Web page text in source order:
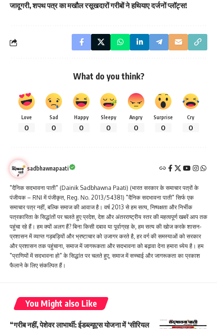
जादूगरी, शपथ पत्र का मखौल रसूखदारों गरीबों ने हथियाए दर्जनों प्लॉट्स!
What do you think?
Love
0
Sad
0
Happy
0
Sleepy
0
Angry
0
Surprise
0
Cry
0
sadbhawnapaati
"दैनिक सदभावना पाती" (Dainik Sadbhawna Paati) (भारत सरकार के समाचार पत्रों के
पंजीयक – RNI में पंजीकृत, Reg. No. 2013/54381) "दैनिक सदभावना पाती" सिर्फ एक
समाचार पत्र नहीं, बल्कि समाज की आवाज है। वर्ष 2013 से हम सत्य, निष्पक्षता और निर्भीक
पत्रकारिता के सिद्धांतों पर चलते हुए प्रदेश, देश और अंतरराष्ट्रीय स्तर की महत्वपूर्ण खबरें आप तक
पहुंचा रहे हैं। हम क्यों अलग हैं? बिना किसी दबाव या पूर्वाग्रह के, हम सत्य की खोज करके शासन-
प्रशासन में व्याप्त गड़बड़ियों और भ्रष्टाचार को उजागर करते है, हर वर्ग की समस्याओं को सरकार
और प्रशासन तक पहुंचाना, समाज में जागरूकता और सदभावना को बढ़ावा देना हमारा ध्येय है। हम
"प्राणियों में सदभावना हो" के सिद्धांत पर चलते हुए, समाज में सच्चाई और जागरूकता का प्रकाश
फैलाने के लिए संकल्पित हैं।
You Might also Like
“गरीब नहीं, पेशेवर लाभार्थी: ईडब्ल्यूएस योजना में ‘सीरियल